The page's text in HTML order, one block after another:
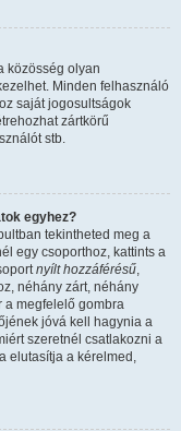
közösség olyan
Minden felhasználó
saját jogosultságok
zártkörű
stb.
egyhez?
tekintheted meg a
egy csoporthoz, kattints a
nyílt hozzáférésű,
néhány zárt, néhány
a megfelelő gombra
jóvá kell hagynia a
szeretnél csatlakozni a
elutasítja a kérelmed,